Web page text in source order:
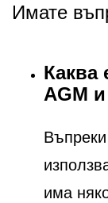
Имате
Каква
AGM
има